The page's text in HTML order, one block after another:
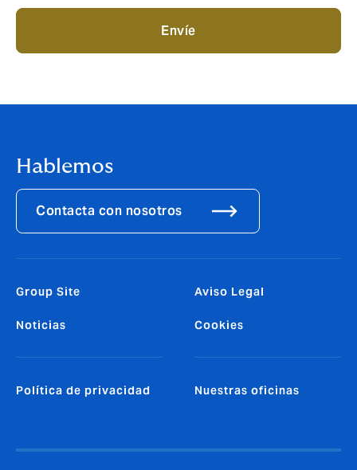
Envíe
Hablemos
Contacta con nosotros
Group Site
Noticias
Aviso Legal
Cookies
Política de privacidad Nuestras oficinas